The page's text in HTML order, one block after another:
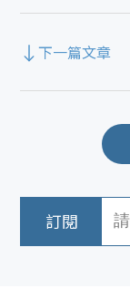
下一篇文章